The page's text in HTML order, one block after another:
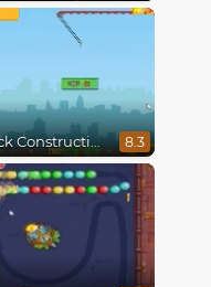
Stack Construction 8.3